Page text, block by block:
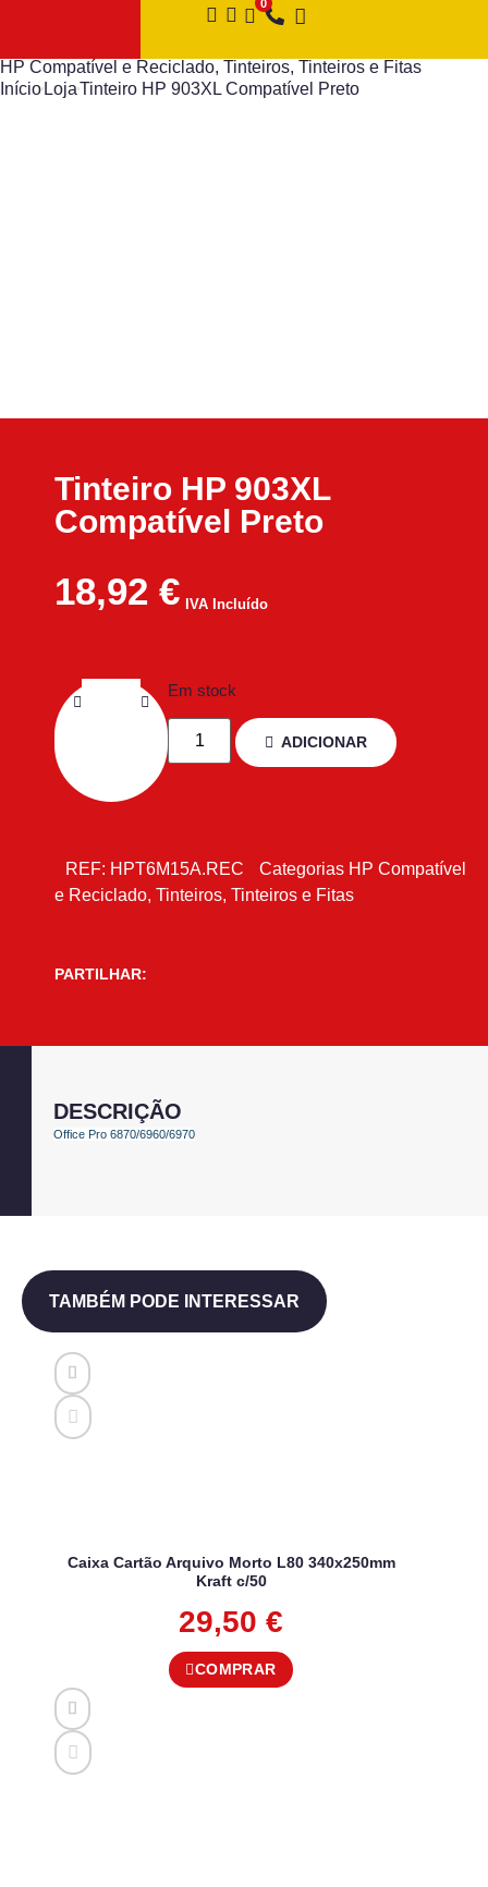
HP Compatível e Reciclado, Tinteiros, Tinteiros e Fitas
Início LojaTinteiro HP 903XL Compatível Preto
Tinteiro HP 903XL
Compatível Preto
18,92 € IVA Incluído
Em stock
ADICIONAR
REF: HPT6M15A.REC Categorias HP Compatível
e Reciclado, Tinteiros, Tinteiros e Fitas
PARTILHAR:
DESCRIÇÃO
Office Pro 6870/6960/6970
TAMBÉM PODE INTERESSAR
Caixa Cartão Arquivo Morto L80 340x250mm
Kraft c/50
29,50 €
COMPRAR